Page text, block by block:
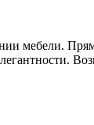
мебели.